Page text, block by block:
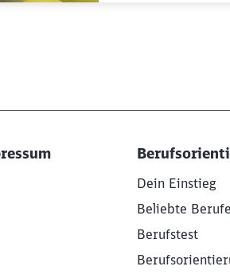
Dein Einstieg
Beliebte Berufe
Berufstest